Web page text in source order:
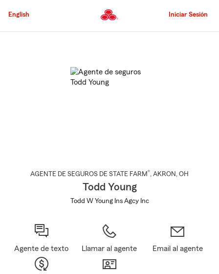
al
principal
English Iniciar Sesión
AGENTE DE SEGUROS DE STATE FARM®, AKRON , OH
Todd Young
Todd W Young Ins Agcy Inc
Agente de texto Llamar al agente Email al agente